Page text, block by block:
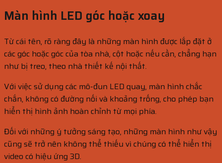
Màn hình LED góc hoặc xoay
Từ cái tên, rõ ràng đây là những màn hình được lắp đặt ở
các góc hoặc góc của tòa nhà, cột hoặc nếu cần, chẳng hạn
như bị treo, theo nhà thiết kế nội thất.
Với việc sử dụng các mô-đun LED quay, màn hình chắc
chắn, không có đường nối và khoảng trống, cho phép bạn
hiển thị hình ảnh hoàn chỉnh từ mọi phía.
Đối với những ý tưởng sáng tạo, những màn hình như vậy
cũng sẽ trở nên không thể thiếu vì chúng có thể hiển thị
video có hiệu ứng 3D.